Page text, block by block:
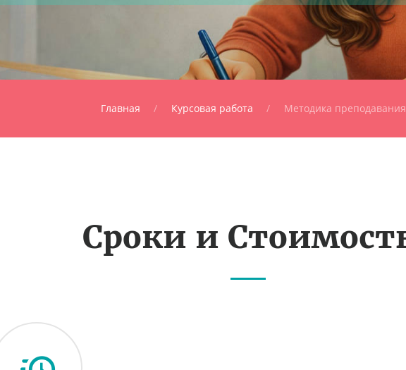
Главная Курсовая работа Методика преподавания
Сроки и